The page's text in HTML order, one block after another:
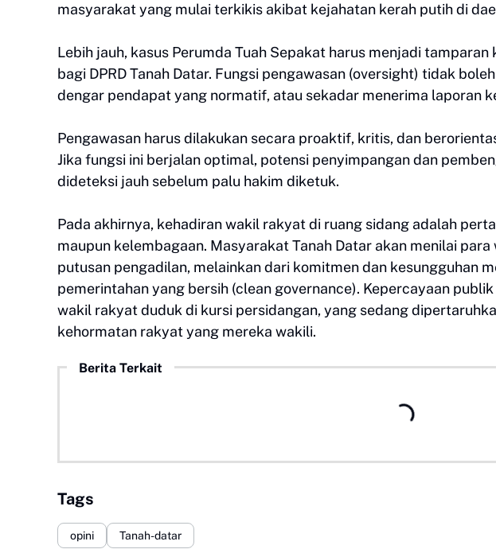
masyarakat yang mulai terkikis akibat kejahatan kerah putih di
Lebih jauh, kasus Perumda Tuah Sepakat harus menjadi
bagi DPRD Tanah Datar. Fungsi pengawasan (oversight) tidak
dengar pendapat yang normatif, atau sekadar menerima laporan
Pengawasan harus dilakukan secara proaktif, kritis, dan
Jika fungsi ini berjalan optimal, potensi penyimpangan dan
dideteksi jauh sebelum palu hakim diketuk.
Pada akhirnya, kehadiran wakil rakyat di ruang sidang adalah
maupun kelembagaan. Masyarakat Tanah Datar akan menilai
putusan pengadilan, melainkan dari komitmen dan kesungguhan
pemerintahan yang bersih (clean governance). Kepercayaan
wakil rakyat duduk di kursi persidangan, yang sedang
kehormatan rakyat yang mereka wakili.
Berita Terkait
Tags
opini Tanah-datar